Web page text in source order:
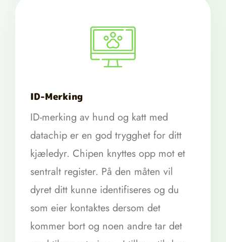
ID-Merking
ID-merking av hund og katt med
datachip er en god trygghet for ditt
kjæledyr. Chipen knyttes opp mot et
sentralt register. På den måten vil
dyret ditt kunne identifiseres og du
som eier kontaktes dersom det
kommer bort og noen andre tar det